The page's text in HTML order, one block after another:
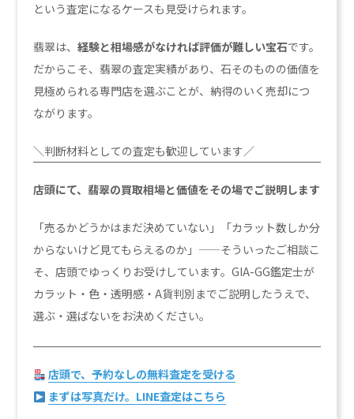
という査定になるケースも見受けられます。
翡翠は、経験と相場感がなければ評価が難しい宝石です。
だからこそ、翡翠の査定実績があり、石そのものの価値を
見極められる専門店を選ぶことが、納得のいく売却につ
ながります。
＼判断材料としての査定も歓迎しています／
店頭にて、翡翠の買取相場と価値をその場でご説明します
「売るかどうかはまだ決めていない」「カラット数しか分
からないけど見てもらえるのか」——そういったご相談こ
そ、店頭でゆっくりお受けしています。GIA-GG鑑定士が
カラット・色・透明感・A貨判別までご説明したうえで、
選ぶ・選ばないをお決めください。
店頭で、予約なしの無料査定を受ける
まずは写真だけ。LINE査定はこちら